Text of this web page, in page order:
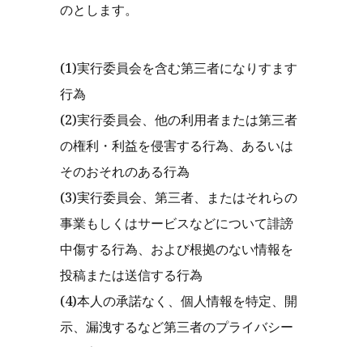
のとします。
(1)実行委員会を含む第三者になりすます
行為
(2)実行委員会、他の利用者または第三者
の権利・利益を侵害する行為、あるいは
そのおそれのある行為
(3)実行委員会、第三者、またはそれらの
事業もしくはサービスなどについて誹謗
中傷する行為、および根拠のない情報を
投稿または送信する行為
(4)本人の承諾なく、個人情報を特定、開
示、漏洩するなど第三者のプライバシー